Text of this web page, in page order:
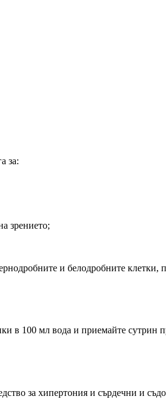
за:
зрението;
и белодробните клетки,
в 100 мл вода и приемайте сутрин
за хипертония и сърдечни и